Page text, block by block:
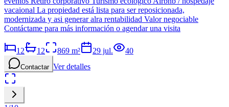
vacaional La propiedad está lista para ser reposicionada,
modernizada y asi generar alra rentabilidad Valor negociable
Contáctame para más información o agendar una visita
12 12 869 m² 29 jul. 40
Contactar Ver detalles